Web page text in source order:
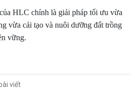
HLC chính là giải pháp tối ưu vừa
vừa cải tạo và nuôi dưỡng đất trồng
vững.
viết